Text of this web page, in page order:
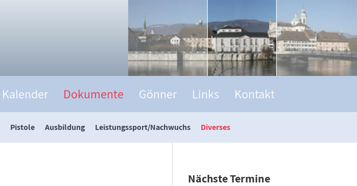
Kalender Dokumente Gönner Links Kontakt
Pistole Ausbildung Leistungssport/Nachwuchs Diverses
Nächste Termine